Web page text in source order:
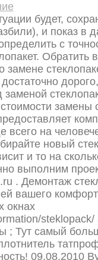
будет,
и показ в
с
Обратить
замене
заменой
замены
всего на
новый
и то на
выполним
. Демонтаж
вашего
окнах
steklopack/
; Тут самый
09.08.2010